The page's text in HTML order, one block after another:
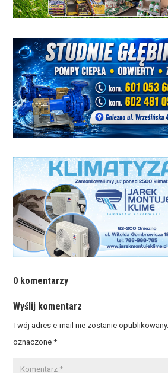
0 komentarzy
Wyślij komentarz
Twój adres e-mail nie zostanie opublikowany.
oznaczone*